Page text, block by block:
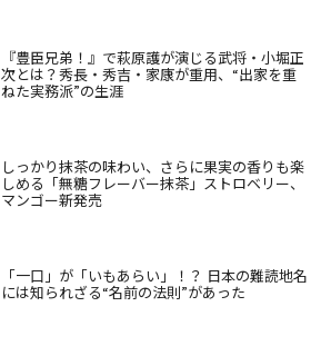
『豊臣兄弟！』で萩原護が演じる武将・小堀正
次とは？秀長・秀吉・家康が重用、“出家を重
ねた実務派”の生涯
しっかり抹茶の味わい、さらに果実の香りも楽
しめる「無糖フレーバー抹茶」ストロベリー、
マンゴー新発売
「一口」が「いもあらい」！？ 日本の難読地名
には知られざる“名前の法則”があった